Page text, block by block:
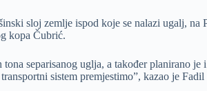
sloj zemlje ispod koje se nalazi ugalj,
kopa Čubrić.
separisanog uglja, a također planirano
sistem premjestimo”, kazao je